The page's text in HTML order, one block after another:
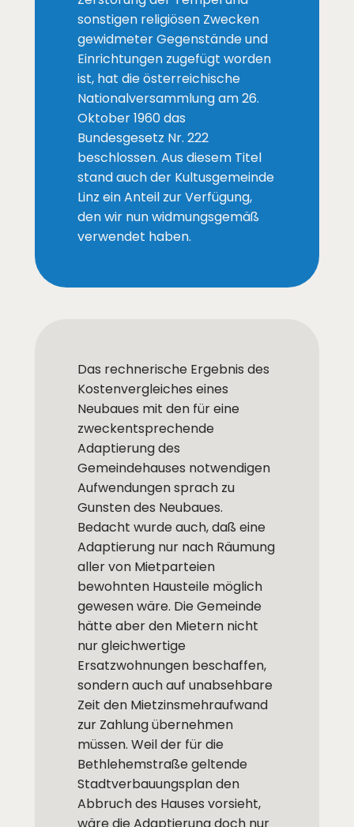
sonstigen religiösen Zwecken
gewidmeter Gegenstände und
Einrichtungen zugefügt worden
ist, hat die österreichische
Nationalversammlung am 26.
Oktober 1960 das
Bundesgesetz Nr. 222
beschlossen. Aus diesem Titel
stand auch der Kultusgemeinde
Linz ein Anteil zur Verfügung,
den wir nun widmungsgemäß
verwendet haben.
Das rechnerische Ergebnis des
Kostenvergleiches eines
Neubaues mit den für eine
zweckentsprechende
Adaptierung des
Gemeindehauses notwendigen
Aufwendungen sprach zu
Gunsten des Neubaues.
Bedacht wurde auch, daß eine
Adaptierung nur nach Räumung
aller von Mietparteien
bewohnten Hausteile möglich
gewesen wäre. Die Gemeinde
hätte aber den Mietern nicht
nur gleichwertige
Ersatzwohnungen beschaffen,
sondern auch auf unabsehbare
Zeit den Mietzinsmehraufwand
zur Zahlung übernehmen
müssen. Weil der für die
Bethlehemstraße geltende
Stadtverbauungsplan den
Abbruch des Hauses vorsieht,
wäre die Adaptierung doch nur